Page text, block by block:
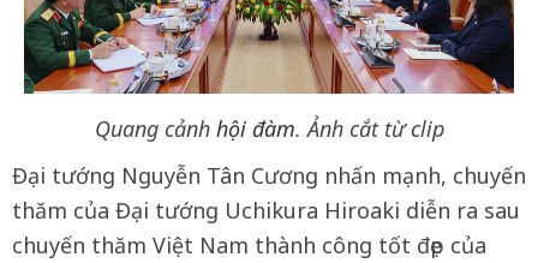
Quang cảnh hội đàm. Ảnh cắt từ clip
Đại tướng Nguyễn Tân Cương nhấn mạnh, chuyến
thăm của Đại tướng Uchikura Hiroaki diễn ra sau
chuyến thăm Việt Nam thành công tốt đẹp của